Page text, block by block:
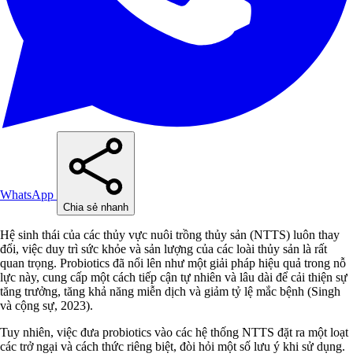
WhatsApp
Chia sẻ nhanh
Hệ sinh thái của các thủy vực nuôi trồng thủy sản (NTTS) luôn thay
đổi, việc duy trì sức khỏe và sản lượng của các loài thủy sản là rất
quan trọng. Probiotics đã nổi lên như một giải pháp hiệu quả trong nỗ
lực này, cung cấp một cách tiếp cận tự nhiên và lâu dài để cải thiện sự
tăng trưởng, tăng khả năng miễn dịch và giảm tỷ lệ mắc bệnh (Singh
và cộng sự, 2023).
Tuy nhiên, việc đưa probiotics vào các hệ thống NTTS đặt ra một loạt
các trở ngại và cách thức riêng biệt, đòi hỏi một số lưu ý khi sử dụng.